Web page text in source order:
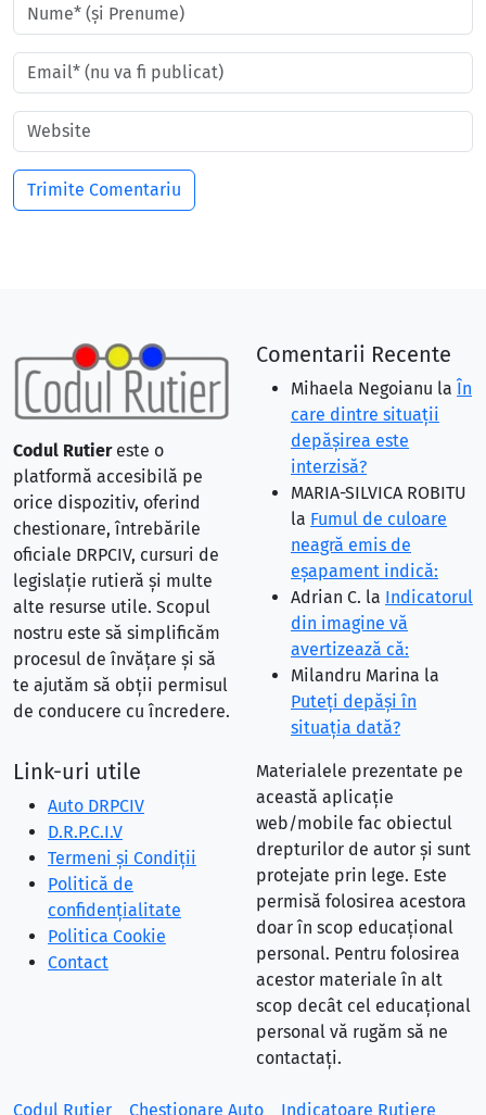
Codul Rutiereste o
platformă accesibilă pe
orice dispozitiv, oferind
chestionare, întrebările
oficiale DRPCIV, cursuri de
legislație rutieră și multe
alte resurse utile. Scopul
nostru este să simplificăm
procesul de învățare și să
te ajutăm să obții permisul
de conducere cu încredere.
Comentarii Recente
Mihaela Negoianu la În
care dintre situaţii
depăşirea este
interzisă?
MARIA-SILVICA ROBITU
la Fumul de culoare
neagră emis de
eşapament indică:
Adrian C. la Indicatorul
din imagine vă
avertizează că:
Milandru Marina la
Puteţi depăşi în
situaţia dată?
Link-uri utile
Auto DRPCIV
D.R.P.C.I.V
Termeni și Condiții
Politică de
confidențialitate
Politica Cookie
Contact
Materialele prezentate pe
această aplicație
web/mobile fac obiectul
drepturilor de autor și sunt
protejate prin lege. Este
permisă folosirea acestora
doar în scop educațional
personal. Pentru folosirea
acestor materiale în alt
scop decât cel educațional
personal vă rugăm să ne
contactați.
Codul Rutier Chestionare Auto Indicatoare Rutiere